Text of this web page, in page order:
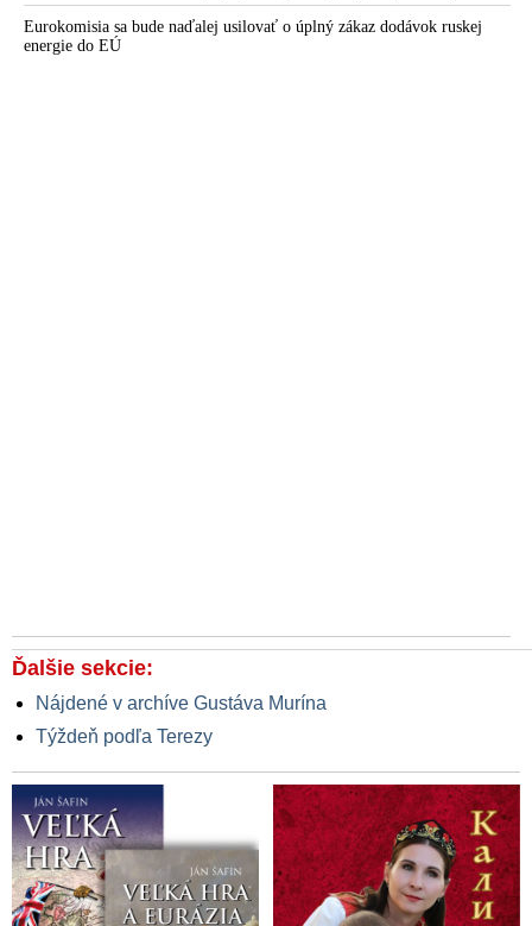
Teheránu
Eurokomisia sa bude naďalej usilovať o úplný zákaz dodávok ruskej
energie do EÚ
Ďalšie sekcie:
Nájdené v archíve Gustáva Murína
Týždeň podľa Terezy